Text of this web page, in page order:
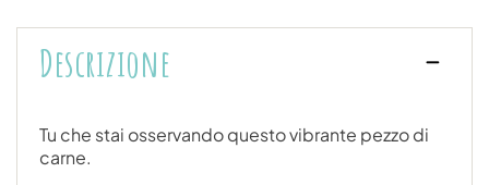
Descrizione
Tu che stai osservando questo vibrante pezzo di
carne.